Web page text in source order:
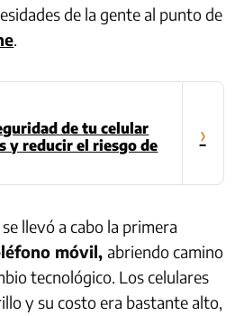
de la gente al punto de
.
de tu celular
y reducir el riesgo de
›
llevó a cabo la primera
móvil,abriendo camino
tecnológico. Los celulares
y su costo era bastante alto,